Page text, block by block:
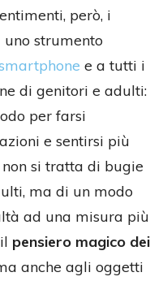
però, i
strumento
e a tutti i
di genitori e adulti:
per farsi
e sentirsi più
si tratta di bugie
ma di un modo
ad una misura più
pensiero magico dei
anche agli oggetti